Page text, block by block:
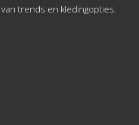
trends en kledingopties.